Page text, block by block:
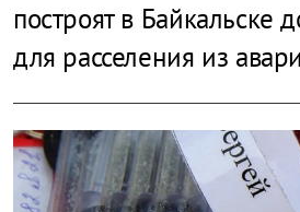
построят в Байкальске
для расселения из